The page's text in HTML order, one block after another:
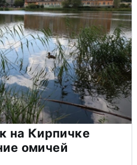
на Кирпичке
омичей